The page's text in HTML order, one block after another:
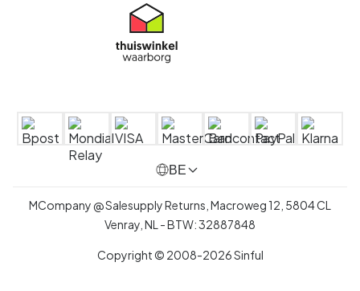
BE
MCompany @ Salesupply Returns, Macroweg 12, 5804 CL
Venray, NL - BTW:32887848
Copyright © 2008-2026 Sinful